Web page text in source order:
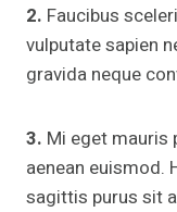
2. Faucibus
vulputate sapien
gravida neque
3. Mi eget mauris
aenean euismod.
sagittis purus sit